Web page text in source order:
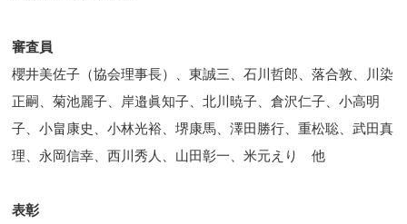
審査員
櫻井美佐子（協会理事長）、東誠三、石川哲郎、落合敦、川染
正嗣、菊池麗子、岸邉眞知子、北川暁子、倉沢仁子、小高明
子、小畠康史、小林光裕、堺康馬、澤田勝行、重松聡、武田真
理、永岡信幸、西川秀人、山田彰一、米元えり 他
表彰